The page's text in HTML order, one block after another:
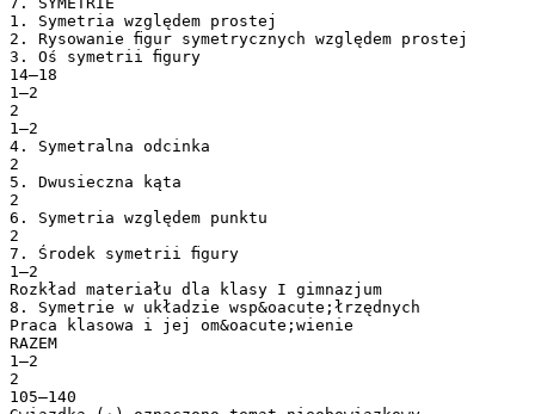
1. Symetria względem prostej
2. Rysowanie ﬁgur symetrycznych względem prostej
3. Oś symetrii ﬁgury
14–18
1–2
2
1–2
4. Symetralna odcinka
2
5. Dwusieczna kąta
2
6. Symetria względem punktu
2
7. Środek symetrii ﬁgury
1–2
Rozkład materiału dla klasy I gimnazjum
8. Symetrie w układzie wsp&oacute;łrzędnych
Praca klasowa i jej om&oacute;wienie
RAZEM
1–2
2
105–140